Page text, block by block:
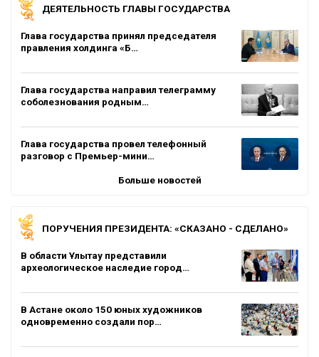
ДЕЯТЕЛЬНОСТЬ ГЛАВЫ ГОСУДАРСТВА
Глава государства принял председателя
правления холдинга «Б…
Глава государства направил телеграмму
соболезнования родным…
Глава государства провел телефонный
разговор с Премьер-мини…
Больше новостей
ПОРУЧЕНИЯ ПРЕЗИДЕНТА: «СКАЗАНО - СДЕЛАНО»
В области Ұлытау представили
археологическое наследие город…
В Астане около 150 юных художников
одновременно создали пор…